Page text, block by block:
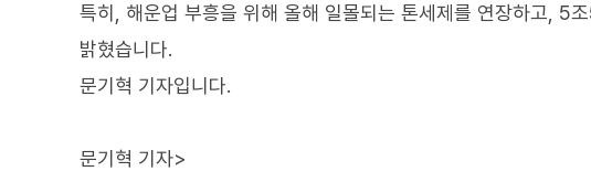
특히, 해운업 부흥을 위해 올해 일몰되는 톤세제를 연장하고, 5
밝혔습니다.
문기혁 기자입니다.
문기혁 기자>